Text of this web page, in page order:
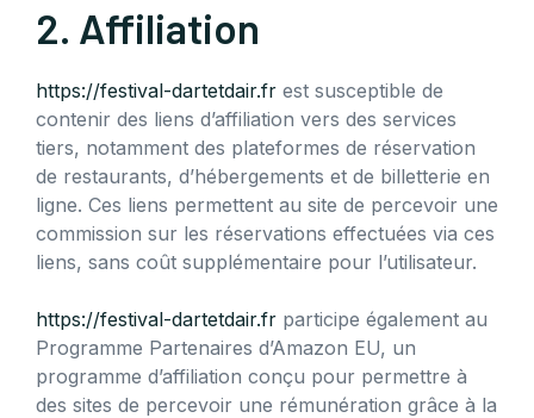
2. Affiliation
https://festival-dartetdair.fr est susceptible de
contenir des liens d’affiliation vers des services
tiers, notamment des plateformes de réservation
de restaurants, d’hébergements et de billetterie en
ligne. Ces liens permettent au site de percevoir une
commission sur les réservations effectuées via ces
liens, sans coût supplémentaire pour l’utilisateur.
https://festival-dartetdair.fr participe également au
Programme Partenaires d’Amazon EU, un
programme d’affiliation conçu pour permettre à
des sites de percevoir une rémunération grâce à la